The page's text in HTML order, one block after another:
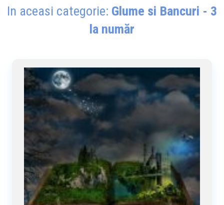
In aceasi categorie: Glume si Bancuri - 3
la număr